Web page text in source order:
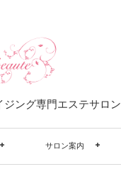
ング専門エステサロン
サロン案内